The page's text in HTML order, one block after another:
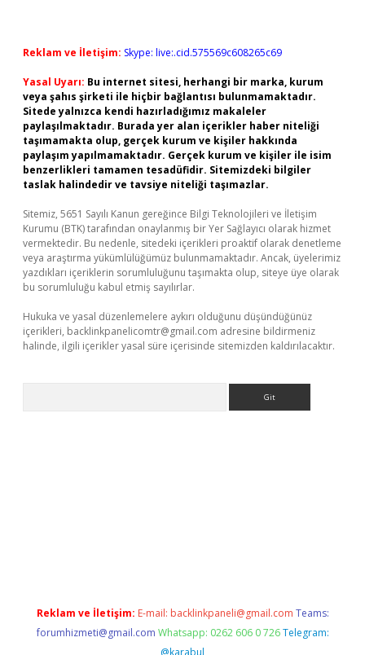
Reklam ve İletişim: Skype: live:.cid.575569c608265c69
Yasal Uyarı: Bu internet sitesi, herhangi bir marka, kurum
veya şahıs şirketi ile hiçbir bağlantısı bulunmamaktadır.
Sitede yalnızca kendi hazırladığımız makaleler
paylaşılmaktadır. Burada yer alan içerikler haber niteliği
taşımamakta olup, gerçek kurum ve kişiler hakkında
paylaşım yapılmamaktadır. Gerçek kurum ve kişiler ile isim
benzerlikleri tamamen tesadüfidir. Sitemizdeki bilgiler
taslak halindedir ve tavsiye niteliği taşımazlar.
Sitemiz, 5651 Sayılı Kanun gereğince Bilgi Teknolojileri ve İletişim
Kurumu (BTK) tarafından onaylanmış bir Yer Sağlayıcı olarak hizmet
vermektedir. Bu nedenle, sitedeki içerikleri proaktif olarak denetleme
veya araştırma yükümlülüğümüz bulunmamaktadır. Ancak, üyelerimiz
yazdıkları içeriklerin sorumluluğunu taşımakta olup, siteye üye olarak
bu sorumluluğu kabul etmiş sayılırlar.
Hukuka ve yasal düzenlemelere aykırı olduğunu düşündüğünüz
içerikleri, backlinkpanelicomtr@gmail.com adresine bildirmeniz
halinde, ilgili içerikler yasal süre içerisinde sitemizden kaldırılacaktır.
Reklam ve İletişim: E-mail: backlinkpaneli@gmail.com Teams:
forumhizmeti@gmail.com Whatsapp: 0262 606 0 726 Telegram:
@karabul